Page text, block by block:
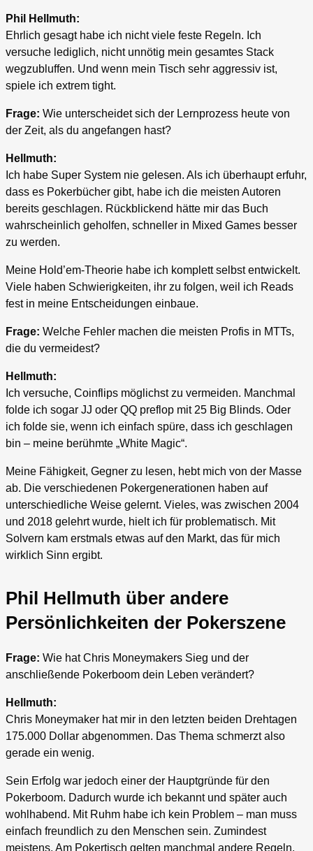
Phil Hellmuth:
Ehrlich gesagt habe ich nicht viele feste Regeln. Ich
versuche lediglich, nicht unnötig mein gesamtes Stack
wegzubluffen. Und wenn mein Tisch sehr aggressiv ist,
spiele ich extrem tight.
Frage: Wie unterscheidet sich der Lernprozess heute von
der Zeit, als du angefangen hast?
Hellmuth:
Ich habe Super System nie gelesen. Als ich überhaupt erfuhr,
dass es Pokerbücher gibt, habe ich die meisten Autoren
bereits geschlagen. Rückblickend hätte mir das Buch
wahrscheinlich geholfen, schneller in Mixed Games besser
zu werden.
Meine Hold’em-Theorie habe ich komplett selbst entwickelt.
Viele haben Schwierigkeiten, ihr zu folgen, weil ich Reads
fest in meine Entscheidungen einbaue.
Frage: Welche Fehler machen die meisten Profis in MTTs,
die du vermeidest?
Hellmuth:
Ich versuche, Coinflips möglichst zu vermeiden. Manchmal
folde ich sogar JJ oder QQ preflop mit 25 Big Blinds. Oder
ich folde sie, wenn ich einfach spüre, dass ich geschlagen
bin – meine berühmte „White Magic“.
Meine Fähigkeit, Gegner zu lesen, hebt mich von der Masse
ab. Die verschiedenen Pokergenerationen haben auf
unterschiedliche Weise gelernt. Vieles, was zwischen 2004
und 2018 gelehrt wurde, hielt ich für problematisch. Mit
Solvern kam erstmals etwas auf den Markt, das für mich
wirklich Sinn ergibt.
Phil Hellmuth über andere
Persönlichkeiten der Pokerszene
Frage: Wie hat Chris Moneymakers Sieg und der
anschließende Pokerboom dein Leben verändert?
Hellmuth:
Chris Moneymaker hat mir in den letzten beiden Drehtagen
175.000 Dollar abgenommen. Das Thema schmerzt also
gerade ein wenig.
Sein Erfolg war jedoch einer der Hauptgründe für den
Pokerboom. Dadurch wurde ich bekannt und später auch
wohlhabend. Mit Ruhm habe ich kein Problem – man muss
einfach freundlich zu den Menschen sein. Zumindest
meistens. Am Pokertisch gelten manchmal andere Regeln.